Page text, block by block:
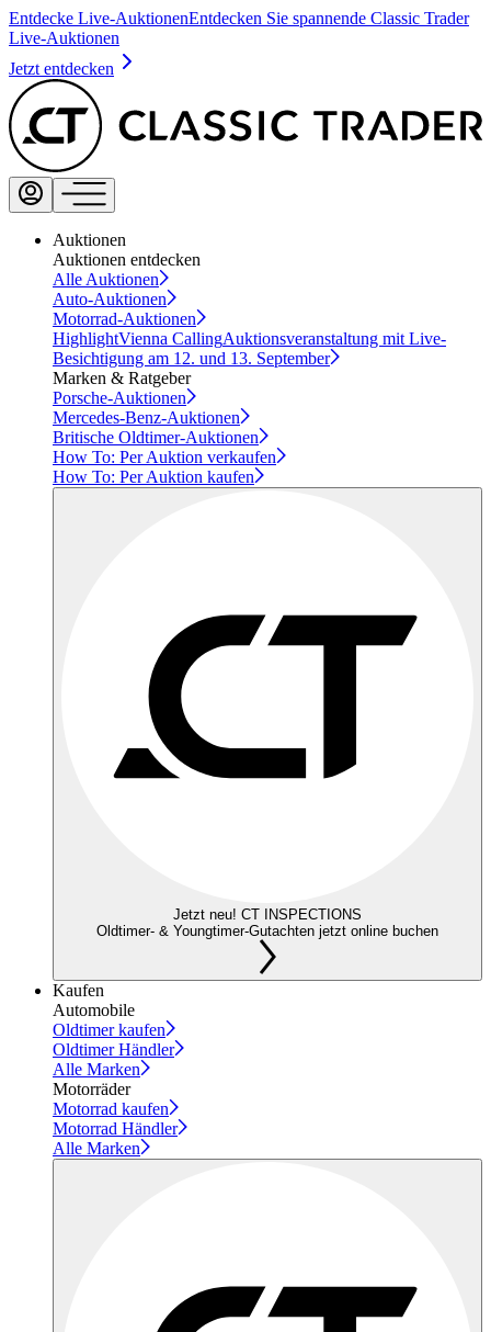
Entdecke Live-AuktionenEntdecken Sie spannende Classic Trader
Live-Auktionen
Jetzt entdecken
Auktionen
Auktionen entdecken
Alle Auktionen
Auto-Auktionen
Motorrad-Auktionen
HighlightVienna CallingAuktionsveranstaltung mit Live-
Besichtigung am 12. und 13. September
Marken & Ratgeber
Porsche-Auktionen
Mercedes-Benz-Auktionen
Britische Oldtimer-Auktionen
How To: Per Auktion verkaufen
How To: Per Auktion kaufen
Jetzt neu! CT INSPECTIONS
Oldtimer- & Youngtimer-Gutachten jetzt online buchen
Kaufen
Automobile
Oldtimer kaufen
Oldtimer Händler
Alle Marken
Motorräder
Motorrad kaufen
Motorrad Händler
Alle Marken